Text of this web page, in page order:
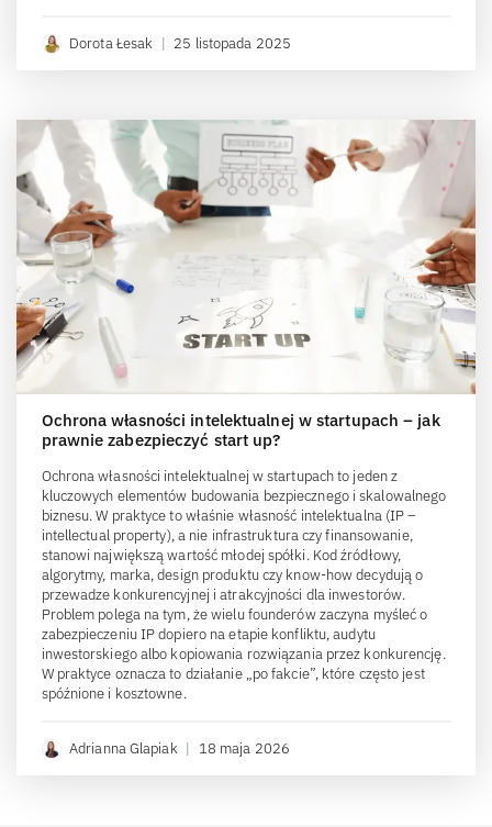
Dorota Łesak | 25 listopada 2025
Ochrona własności intelektualnej w startupach – jak
prawnie zabezpieczyć start up?
Ochrona własności intelektualnej w startupach to jeden z
kluczowych elementów budowania bezpiecznego i skalowalnego
biznesu. W praktyce to właśnie własność intelektualna (IP –
intellectual property), a nie infrastruktura czy finansowanie,
stanowi największą wartość młodej spółki. Kod źródłowy,
algorytmy, marka, design produktu czy know-how decydują o
przewadze konkurencyjnej i atrakcyjności dla inwestorów.
Problem polega na tym, że wielu founderów zaczyna myśleć o
zabezpieczeniu IP dopiero na etapie konfliktu, audytu
inwestorskiego albo kopiowania rozwiązania przez konkurencję.
W praktyce oznacza to działanie „po fakcie”, które często jest
spóźnione i kosztowne.
Adrianna Glapiak | 18 maja 2026